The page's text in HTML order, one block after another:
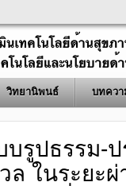
วิทยานิพนธ์ บทควา
รูปธรรม-
ในระยะ